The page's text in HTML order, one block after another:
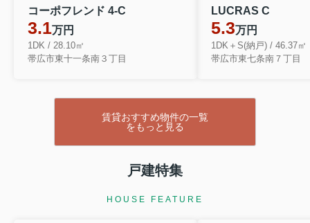
コーポフレンド 4-C
3.1万円
1DK / 28.10㎡
帯広市東十一条南３丁目
LUCRAS C
5.3万円
1DK＋S(納戸) / 46.37㎡
帯広市東七条南７丁目
賃貸おすすめ物件の一覧
をもっと見る
戸建特集
HOUSE FEATURE